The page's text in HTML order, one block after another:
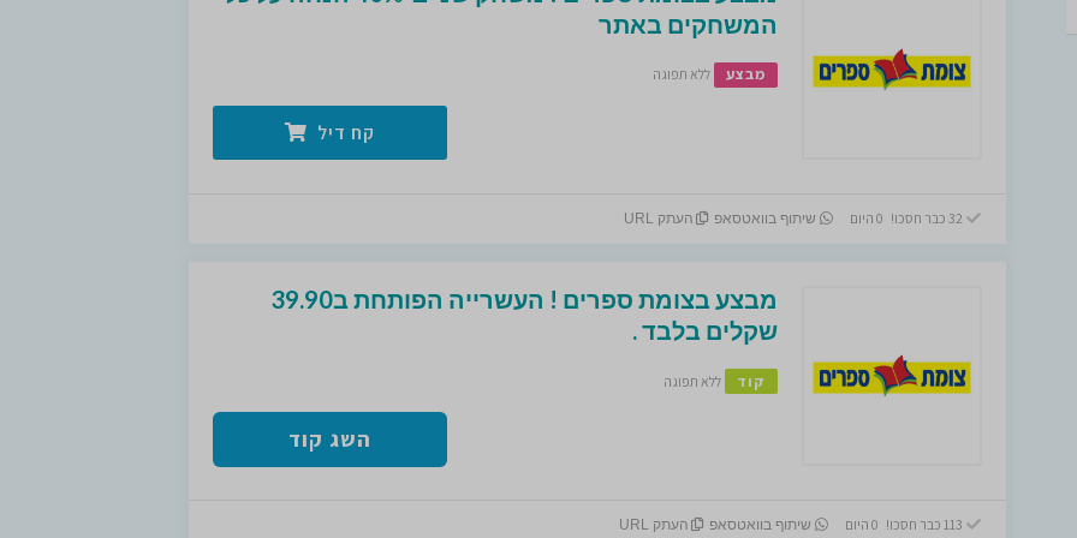
המשחקים באתר
מבצע ללא תפוגה
קח דיל
שיתוף בוואטסאפ העתק URL
מבצע בצומת ספרים ! העשרייה הפותחת ב39.90
שקלים בלבד .
קוד ללא תפוגה
השג קוד
שיתוף בוואטסאפ העתק URL